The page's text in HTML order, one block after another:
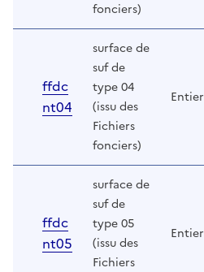
fonciers)
ffdc
nt04
surface de
suf de
type 04
(issu des
Fichiers
fonciers)
Entier
ffdc
nt05
surface de
suf de
type 05
(issu des
Fichiers
Entier